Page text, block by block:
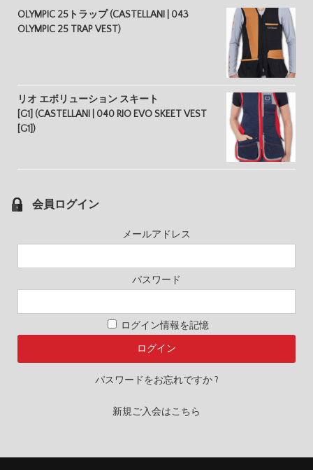
OLYMPIC 25トラップ (CASTELLANI | 043
OLYMPIC 25 TRAP VEST)
リオ エボリューション スキート
[G1] (CASTELLANI | 040 RIO EVO SKEET VEST
[G1])
会員ログイン
メールアドレス
パスワード
ログイン情報を記憶
パスワードをお忘れですか ?
新規ご入会はこちら